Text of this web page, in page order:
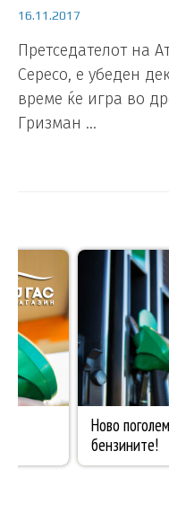
16.11.2017
Претседателот на
Сересо, е убеден
време ќе игра во
Гризман …